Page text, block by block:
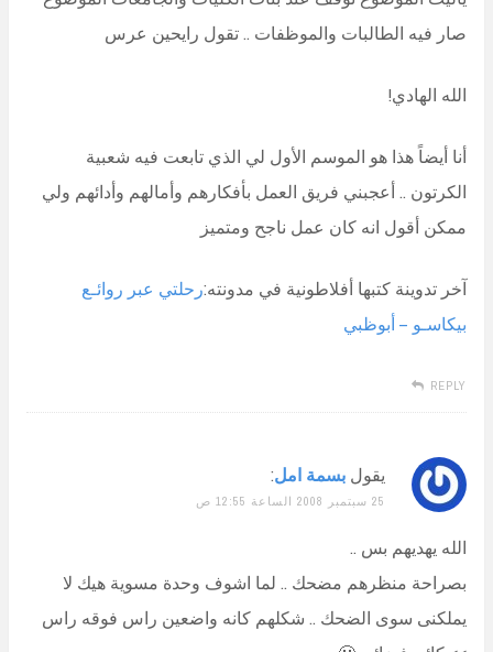
صار فيه الطالبات والموظفات .. تقول رايحين عرس
الله الهادي!
أنا أيضاً هذا هو الموسم الأول لي الذي تابعت فيه شعبية
الكرتون .. أعجبني فريق العمل بأفكارهم وأمالهم وأدائهم ولي
ممكن أقول انه كان عمل ناجح ومتميز
آخر تدوينة كتبها أفلاطونية في مدونته:رحلتي عبر روائـع
بيكاسـو – أبوظبي
REPLY
يقول بسمة امل:
25 سبتمبر 2008 الساعة 12:55 ص
الله يهديهم بس ..
بصراحة منظرهم مضحك .. لما اشوف وحدة مسوية هيك لا
يملكنى سوى الضحك .. شكلهم كانه واضعين راس فوقه راس